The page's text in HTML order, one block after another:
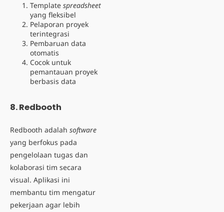
Template spreadsheet
yang fleksibel
Pelaporan proyek
terintegrasi
Pembaruan data
otomatis
Cocok untuk
pemantauan proyek
berbasis data
8. Redbooth
Redbooth adalah software
yang berfokus pada
pengelolaan tugas dan
kolaborasi tim secara
visual. Aplikasi ini
membantu tim mengatur
pekerjaan agar lebih